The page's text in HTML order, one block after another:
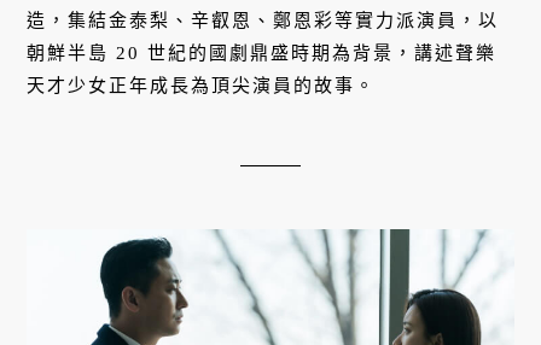
造，集結金泰梨、辛叡恩、鄭恩彩等實力派演員，以
朝鮮半島 20 世紀的國劇鼎盛時期為背景，講述聲樂
天才少女正年成長為頂尖演員的故事。